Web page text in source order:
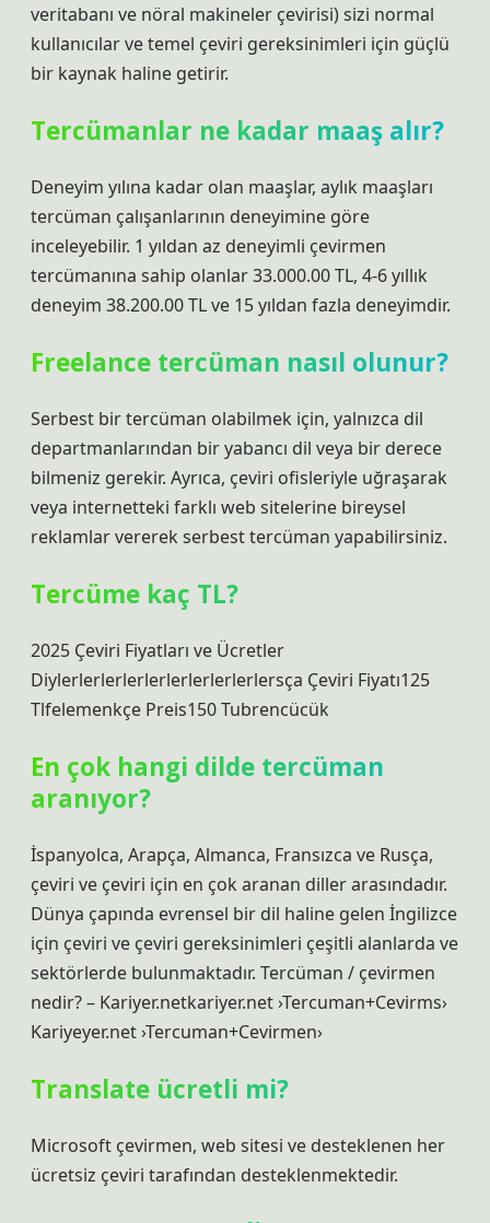
veritabanı ve nöral makineler çevirisi) sizi normal
kullanıcılar ve temel çeviri gereksinimleri için güçlü
bir kaynak haline getirir.
Tercümanlar ne kadar maaş alır?
Deneyim yılına kadar olan maaşlar, aylık maaşları
tercüman çalışanlarının deneyimine göre
inceleyebilir. 1 yıldan az deneyimli çevirmen
tercümanına sahip olanlar 33.000.00 TL, 4-6 yıllık
deneyim 38.200.00 TL ve 15 yıldan fazla deneyimdir.
Freelance tercüman nasıl olunur?
Serbest bir tercüman olabilmek için, yalnızca dil
departmanlarından bir yabancı dil veya bir derece
bilmeniz gerekir. Ayrıca, çeviri ofisleriyle uğraşarak
veya internetteki farklı web sitelerine bireysel
reklamlar vererek serbest tercüman yapabilirsiniz.
Tercüme kaç TL?
2025 Çeviri Fiyatları ve Ücretler
Diylerlerlerlerlerlerlerlerlerlersça Çeviri Fiyatı125
Tlfelemenkçe Preis150 Tubrencücük
En çok hangi dilde tercüman
aranıyor?
İspanyolca, Arapça, Almanca, Fransızca ve Rusça,
çeviri ve çeviri için en çok aranan diller arasındadır.
Dünya çapında evrensel bir dil haline gelen İngilizce
için çeviri ve çeviri gereksinimleri çeşitli alanlarda ve
sektörlerde bulunmaktadır. Tercüman / çevirmen
nedir? – Kariyer.netkariyer.net ›Tercuman+Cevirms›
Kariyeyer.net ›Tercuman+Cevirmen›
Translate ücretli mi?
Microsoft çevirmen, web sitesi ve desteklenen her
ücretsiz çeviri tarafından desteklenmektedir.